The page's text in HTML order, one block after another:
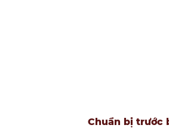
Chuẩn bị trước